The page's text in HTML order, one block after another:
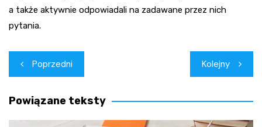
a także aktywnie odpowiadali na zadawane przez nich
pytania.
Nawigacja
wpisu
Poprzedni Kolejny
Powiązane teksty